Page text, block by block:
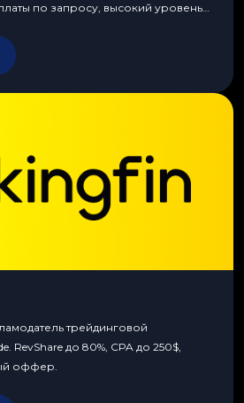
по запросу, высокий уровень
трейдинговой
RevShare до 80%, CPA до 250$,
оффер.